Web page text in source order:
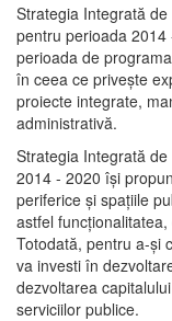
Strategia Integrată
pentru perioada
perioada de
în ceea ce priveşte
proiecte integrate,
administrativă.
Strategia Integrată
2014 - 2020 își
periferice şi spaţiile
astfel
Totodată, pentru a-şi
va investi în
dezvoltarea
serviciilor publice.